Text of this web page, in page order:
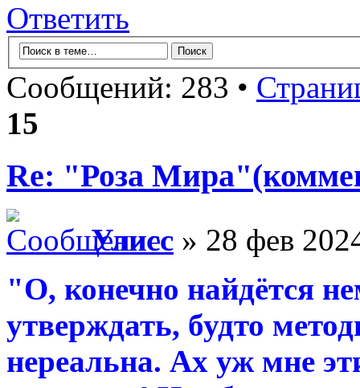
Ответить
Сообщений: 283 •
15
Re: "Роза
Улисс » 28 фев
"О, конечно найдётся
утверждать, будто
нереальна. Ах уж мне